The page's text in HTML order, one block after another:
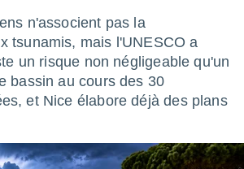
n'associent pas la
tsunamis, mais l'UNESCO a
un risque non négligeable qu'un
bassin au cours des 30
et Nice élabore déjà des plans